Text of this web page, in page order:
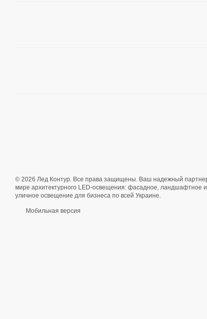
© 2026 Лед Контур. Все права защищены. Ваш надежный
мире архитектурного LED-освещения: фасадное, ландшафтное и
уличное освещение для бизнеса по всей Украине.
Мобильная версия